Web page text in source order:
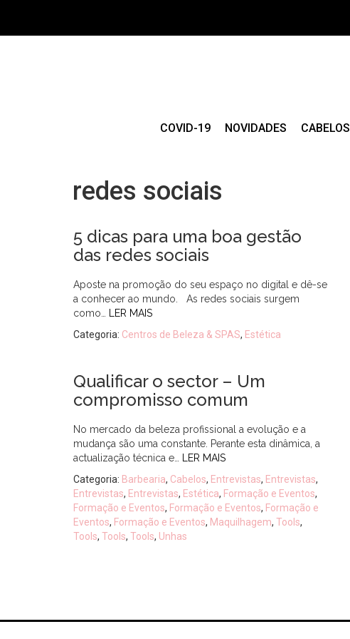
COVID-19 NOVIDADES CABELOS
redes sociais
5 dicas para uma boa gestão
das redes sociais
Aposte na promoção do seu espaço no digital e dê-se
a conhecer ao mundo. As redes sociais surgem
como…
LER MAIS
Categoria: Centros de Beleza & SPAS, Estética
Qualificar o sector – Um
compromisso comum
No mercado da beleza profissional a evolução e a
mudança são uma constante. Perante esta dinâmica, a
actualização técnica e…
LER MAIS
Categoria: Barbearia, Cabelos, Entrevistas, Entrevistas,
Entrevistas, Entrevistas, Estética, Formação e Eventos,
Formação e Eventos, Formação e Eventos, Formação e
Eventos, Formação e Eventos, Maquilhagem, Tools,
Tools, Tools, Tools, Unhas